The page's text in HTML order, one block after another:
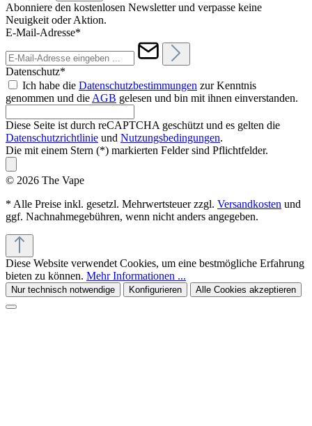
Abonniere den kostenlosen Newsletter und verpasse keine
Neuigkeit oder Aktion.
E-Mail-Adresse*
Datenschutz*
Ich habe die Datenschutzbestimmungen zur Kenntnis
genommen und die AGB gelesen und bin mit ihnen einverstanden.
Diese Seite ist durch reCAPTCHA geschützt und es gelten die
Datenschutzrichtlinie und Nutzungsbedingungen.
Die mit einem Stern (*) markierten Felder sind Pflichtfelder.
© 2026 The Vape
* Alle Preise inkl. gesetzl. Mehrwertsteuer zzgl. Versandkosten und
ggf. Nachnahmegebühren, wenn nicht anders angegeben.
Diese Website verwendet Cookies, um eine bestmögliche Erfahrung
bieten zu können. Mehr Informationen ...
Nur technisch notwendige Konfigurieren Alle Cookies akzeptieren